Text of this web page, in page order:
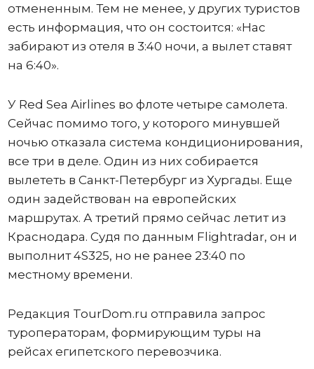
отмененным. Тем не менее, у других туристов
есть информация, что он состоится: «Нас
забирают из отеля в 3:40 ночи, а вылет ставят
на 6:40».
У Red Sea Airlines во флоте четыре самолета.
Сейчас помимо того, у которого минувшей
ночью отказала система кондиционирования,
все три в деле. Один из них собирается
вылететь в Санкт-Петербург из Хургады. Еще
один задействован на европейских
маршрутах. А третий прямо сейчас летит из
Краснодара. Судя по данным Flightradar, он и
выполнит 4S325, но не ранее 23:40 по
местному времени.
Редакция TourDom.ru отправила запрос
туроператорам, формирующим туры на
рейсах египетского перевозчика.